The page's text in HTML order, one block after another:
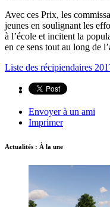
Avec ces Prix, les
jeunes en soulignant les
à l’école et incitent la
en ce sens tout au long de
Liste des récipiendaires
Envoyer à un ami
Imprimer
Actualités : À la une